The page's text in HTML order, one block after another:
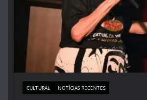
CULTURAL NOTÍCIAS RECENTES